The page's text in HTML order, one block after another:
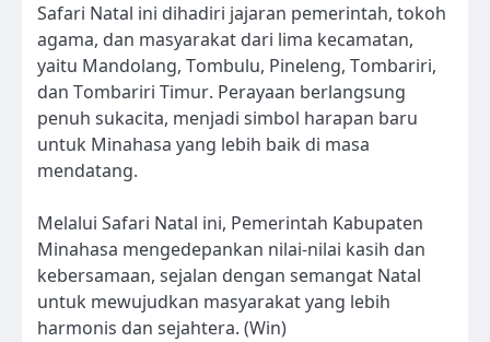
Safari Natal ini dihadiri jajaran pemerintah, tokoh
agama, dan masyarakat dari lima kecamatan,
yaitu Mandolang, Tombulu, Pineleng, Tombariri,
dan Tombariri Timur. Perayaan berlangsung
penuh sukacita, menjadi simbol harapan baru
untuk Minahasa yang lebih baik di masa
mendatang.
Melalui Safari Natal ini, Pemerintah Kabupaten
Minahasa mengedepankan nilai-nilai kasih dan
kebersamaan, sejalan dengan semangat Natal
untuk mewujudkan masyarakat yang lebih
harmonis dan sejahtera. (Win)